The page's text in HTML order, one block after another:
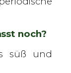
noch?
süß und